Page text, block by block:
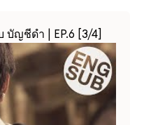
บัญชีดำ | EP.6 [3/4]